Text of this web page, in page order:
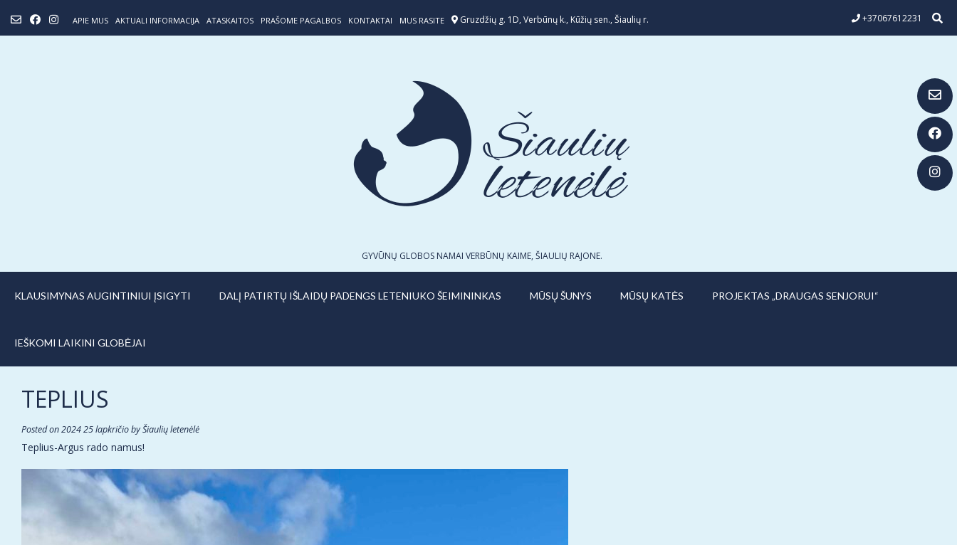
content
APIE MUS AKTUALI INFORMACIJA ATASKAITOS PRAŠOME PAGALBOS KONTAKTAI MUS RASITE Gruzdžių g. 1D, Verbūnų k., Kūžių sen., Šiaulių r. +37067612231
GYVŪNŲ GLOBOS NAMAI VERBŪNŲ KAIME, ŠIAULIŲ RAJONE.
KLAUSIMYNAS AUGINTINIUI ĮSIGYTI DALĮ PATIRTŲ IŠLAIDŲ PADENGS LETENIUKO ŠEIMININKAS MŪSŲ ŠUNYS MŪSŲ KATĖS PROJEKTAS „DRAUGAS SENJORUI“
IEŠKOMI LAIKINI GLOBĖJAI
TEPLIUS
Posted on2024 25 lapkričiobyŠiaulių letenėlė
Teplius-Argus rado namus!